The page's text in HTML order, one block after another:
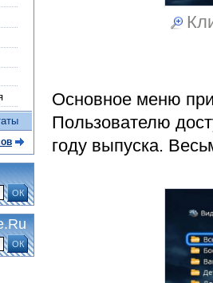
Основное меню
Пользователю
году выпуска.
ОК
ОК